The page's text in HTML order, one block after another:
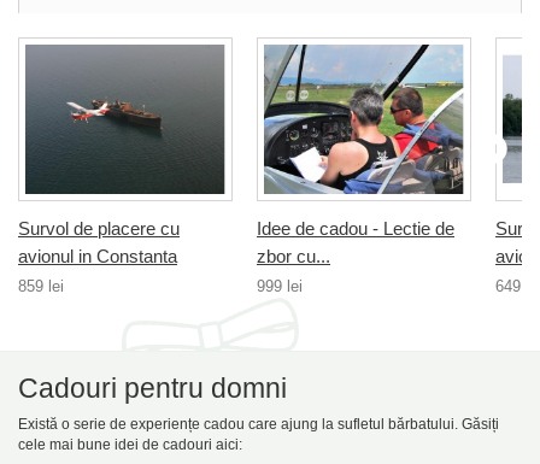
Survol de placere cu
avionul in Constanta
859 lei
Idee de cadou - Lectie de
zbor cu...
999 lei 649 lei
Cadouri pentru domni
Există o serie de experiențe cadou care ajung la sufletul bărbatului. Găsiți
cele mai bune idei de cadouri aici: